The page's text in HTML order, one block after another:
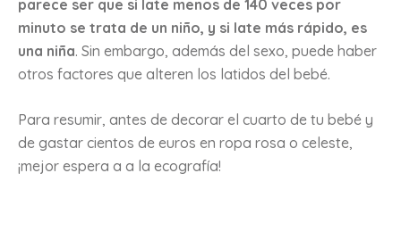
parece ser que si late menos de 140 veces por
minuto se trata de un niño, y si late más rápido, es
una niña. Sin embargo, además del sexo, puede haber
otros factores que alteren los latidos del bebé.
Para resumir, antes de decorar el cuarto de tu bebé y
de gastar cientos de euros en ropa rosa o celeste,
¡mejor espera a a la ecografía!